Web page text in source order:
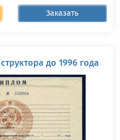
Заказать
до 1996 года